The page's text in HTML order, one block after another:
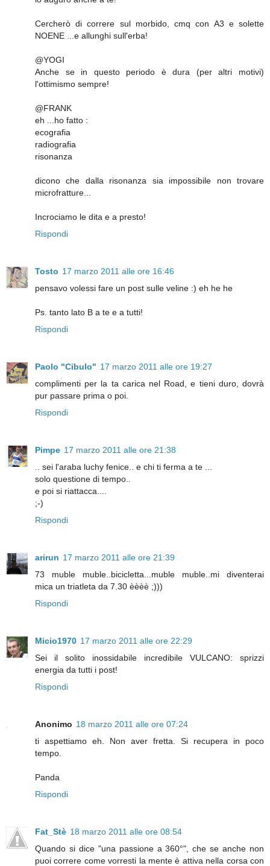
Cercherò di correre sul morbido, cmq con A3 e solette
NOENE ...e allunghi sull'erba!
@YOGI
Anche se in questo periodo è dura (per altri motivi)
l'ottimismo sempre!
@FRANK
eh ...ho fatto :
ecografia
radiografia
risonanza
dicono che dalla risonanza sia impossibile non trovare
microfratture...
Incrociamo le dita e a presto!
Rispondi
Tosto 17 marzo 2011 alle ore 16:46
pensavo volessi fare un post sulle veline :) eh he he
Ps. tanto lato B a te e a tutti!
Rispondi
Paolo "Cibulo" 17 marzo 2011 alle ore 19:27
complimenti per la ta carica nel Road, e tieni duro, dovrà
pur passare prima o poi.
Rispondi
Pimpe 17 marzo 2011 alle ore 21:38
.. sei l'araba luchy fenice.. e chi ti ferma a te ...
solo questione di tempo..
e poi si riattacca....
;-)
Rispondi
arirun 17 marzo 2011 alle ore 21:39
73 muble muble..bicicletta...muble muble..mi diventerai
mica un triatleta da 7.30 èèèè ;)))
Rispondi
Micio1970 17 marzo 2011 alle ore 22:29
Sei il solito inossidabile incredibile VULCANO: sprizzi
energia da tutti i post!
Rispondi
Anonimo 18 marzo 2011 alle ore 07:24
ti aspettiamo eh. Non aver fretta. Si recupera in poco
tempo.
Panda
Rispondi
Fat_Stè 18 marzo 2011 alle ore 08:54
Quando si dice "una passione a 360°", che se anche non
puoi correre come vorresti la mente è attiva nella corsa con